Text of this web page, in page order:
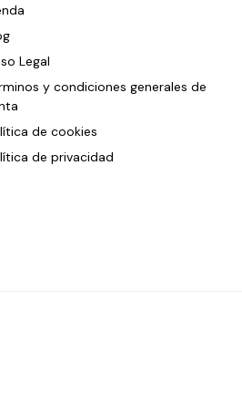
Legal
y condiciones generales de
de cookies
de privacidad